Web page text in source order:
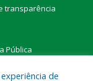
transparência
Pública
de